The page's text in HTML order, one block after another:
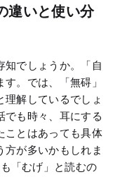
違いと使い分
知でしょうか。「自
。では、「無碍」
理解しているでしょ
でも時々、耳にする
ことはあっても具体
方が多いかもしれま
「むげ」と読むの